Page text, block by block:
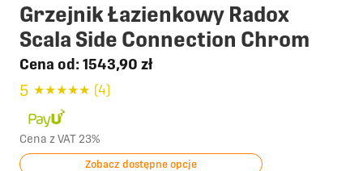
Grzejnik Łazienkowy Radox
Scala Side Connection Chrom
Cena od: 1543,90 zł
5 ★★★★★ (4)
Cena z VAT 23%
Zobacz dostępne opcje